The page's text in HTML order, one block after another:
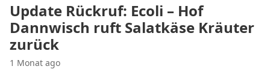
Update Rückruf: Ecoli – Hof
Dannwisch ruft Salatkäse Kräuter
zurück
1 Monat ago